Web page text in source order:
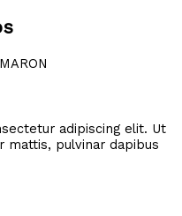
adipiscing elit. Ut
mattis, pulvinar dapibus